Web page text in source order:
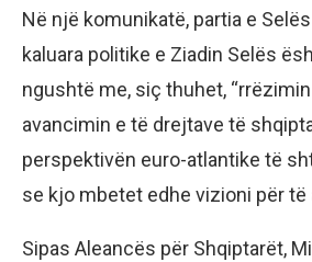
Në një komunikatë, partia e
kaluara politike e Ziadin Selës
ngushtë me, siç thuhet,
avancimin e të drejtave të
perspektivën euro-atlantike të
se kjo mbetet edhe vizioni për të
Sipas Aleancës për Shqiptarët,